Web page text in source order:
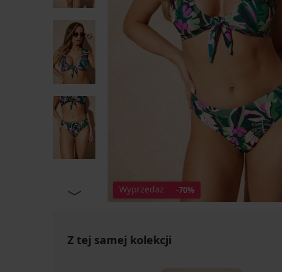
Wyprzedaż -70%
Z tej samej kolekcji